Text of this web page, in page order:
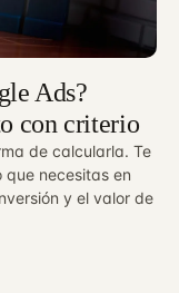
Ads?
con criterio
de calcularla. Te
necesitas en
y el valor de